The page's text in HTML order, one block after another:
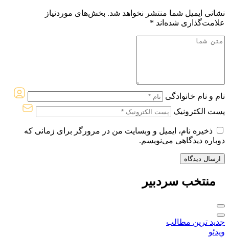
نشانی ایمیل شما منتشر نخواهد شد. بخش‌های موردنیاز
علامت‌گذاری شده‌اند *
نام و نام خانوادگی
پست الکترونیک
ذخیره نام، ایمیل و وبسایت من در مرورگر برای زمانی که
دوباره دیدگاهی می‌نویسم.
منتخب سردبیر
جدید ترین مطالب
ویدئو